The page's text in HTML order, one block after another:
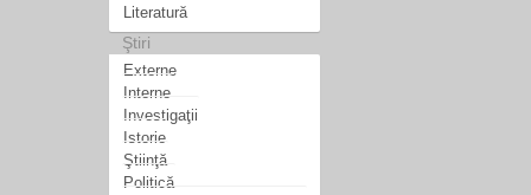
Literatură
Ştiri
Externe
Interne
Investigaţii
Istorie
Ştiinţă
Politică